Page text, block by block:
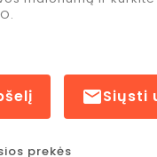
Siųsti
prekės